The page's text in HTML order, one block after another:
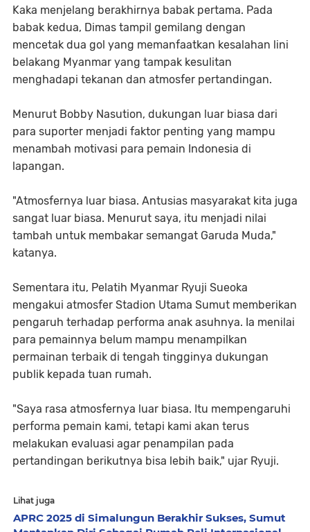
Kaka menjelang berakhirnya babak pertama. Pada
babak kedua, Dimas tampil gemilang dengan
mencetak dua gol yang memanfaatkan kesalahan lini
belakang Myanmar yang tampak kesulitan
menghadapi tekanan dan atmosfer pertandingan.
Menurut Bobby Nasution, dukungan luar biasa dari
para suporter menjadi faktor penting yang mampu
menambah motivasi para pemain Indonesia di
lapangan.
"Atmosfernya luar biasa. Antusias masyarakat kita juga
sangat luar biasa. Menurut saya, itu menjadi nilai
tambah untuk membakar semangat Garuda Muda,"
katanya.
Sementara itu, Pelatih Myanmar Ryuji Sueoka
mengakui atmosfer Stadion Utama Sumut memberikan
pengaruh terhadap performa anak asuhnya. Ia menilai
para pemainnya belum mampu menampilkan
permainan terbaik di tengah tingginya dukungan
publik kepada tuan rumah.
"Saya rasa atmosfernya luar biasa. Itu mempengaruhi
performa pemain kami, tetapi kami akan terus
melakukan evaluasi agar penampilan pada
pertandingan berikutnya bisa lebih baik," ujar Ryuji.
Lihat juga
APRC 2025 di Simalungun Berakhir Sukses, Sumut